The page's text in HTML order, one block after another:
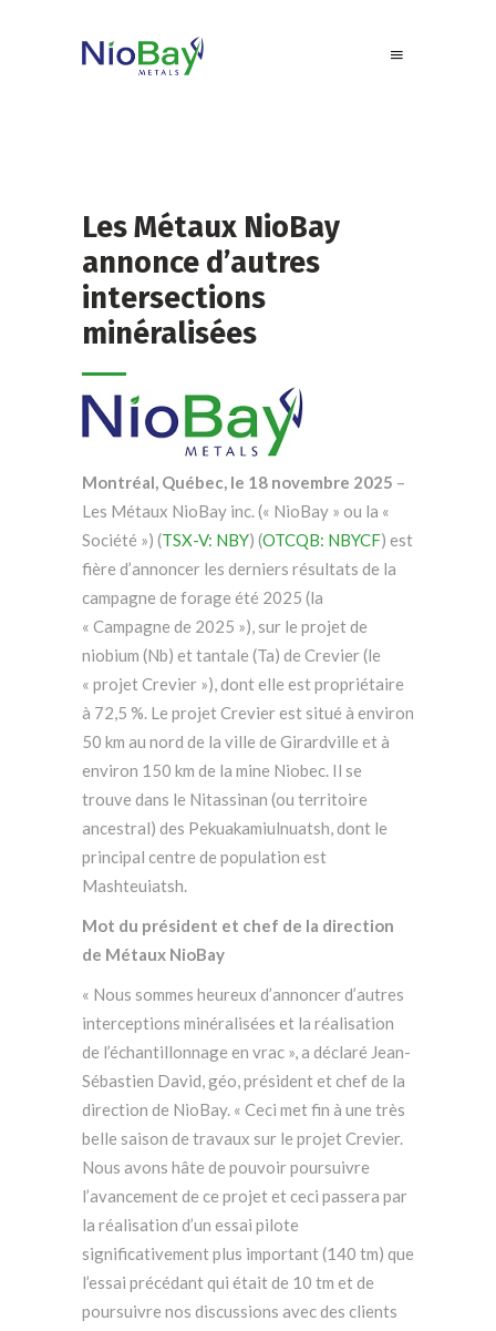
Les Métaux NioBay
annonce d’autres
intersections
minéralisées
Montréal, Québec, le 18 novembre 2025 –
Les Métaux NioBay inc. (« NioBay » ou la «
Société ») (TSX-V: NBY) (OTCQB: NBYCF) est
fière d’annoncer les derniers résultats de la
campagne de forage été 2025 (la
« Campagne de 2025 »), sur le projet de
niobium (Nb) et tantale (Ta) de Crevier (le
« projet Crevier »), dont elle est propriétaire
à 72,5 %. Le projet Crevier est situé à environ
50 km au nord de la ville de Girardville et à
environ 150 km de la mine Niobec. Il se
trouve dans le Nitassinan (ou territoire
ancestral) des Pekuakamiulnuatsh, dont le
principal centre de population est
Mashteuiatsh.
Mot du président et chef de la direction
de Métaux NioBay
« Nous sommes heureux d’annoncer d’autres
interceptions minéralisées et la réalisation
de l’échantillonnage en vrac », a déclaré Jean-
Sébastien David, géo, président et chef de la
direction de NioBay. « Ceci met fin à une très
belle saison de travaux sur le projet Crevier.
Nous avons hâte de pouvoir poursuivre
l’avancement de ce projet et ceci passera par
la réalisation d’un essai pilote
significativement plus important (140 tm) que
l’essai précédant qui était de 10 tm et de
poursuivre nos discussions avec des clients